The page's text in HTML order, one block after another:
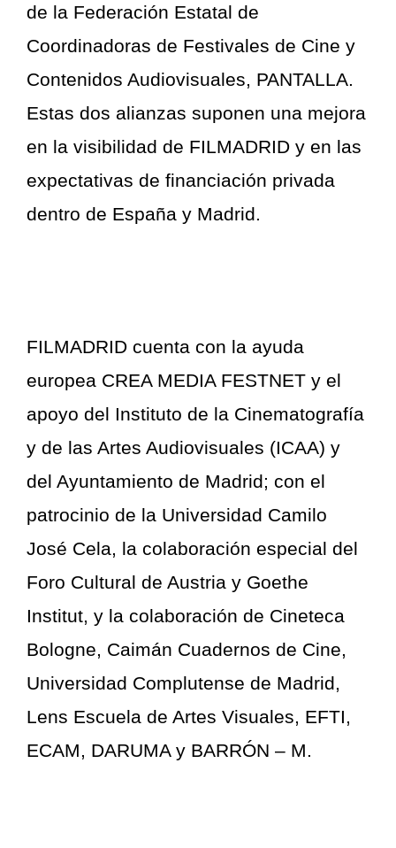
de la Federación Estatal de
Coordinadoras de Festivales de Cine y
Contenidos Audiovisuales, PANTALLA.
Estas dos alianzas suponen una mejora
en la visibilidad de FILMADRID y en las
expectativas de financiación privada
dentro de España y Madrid.
FILMADRID cuenta con la ayuda
europea CREA MEDIA FESTNET y el
apoyo del Instituto de la Cinematografía
y de las Artes Audiovisuales (ICAA) y
del Ayuntamiento de Madrid; con el
patrocinio de la Universidad Camilo
José Cela, la colaboración especial del
Foro Cultural de Austria y Goethe
Institut, y la colaboración de Cineteca
Bologne, Caimán Cuadernos de Cine,
Universidad Complutense de Madrid,
Lens Escuela de Artes Visuales, EFTI,
ECAM, DARUMA y BARRÓN – M.